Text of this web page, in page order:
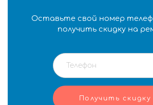
Оставьте свой номер
получить скидку на